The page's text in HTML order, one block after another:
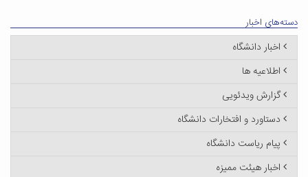
دسته‌های اخبار
اخبار دانشگاه
اطلاعیه ها
گزارش ویدئویی
دستاورد و افتخارات دانشگاه
پیام ریاست دانشگاه
اخبار هیئت ممیزه